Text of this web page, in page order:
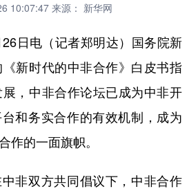
全球连线
量子 体育
健康 军事
件 金融
10:07:47 来源： 新华网
日电（记者郑明达）国务院新
新时代的中非合作》白皮书指
，中非合作论坛已成为中非开
和务实合作的有效机制，成为
作的一面旗帜。
双方共同倡议下，中非合作